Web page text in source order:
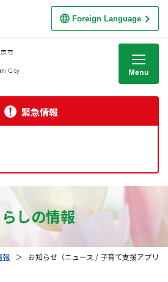
Foreign Language
緊急情報
しの情報
報 ＞ お知らせ（ニュース / 子育て支援アプリ